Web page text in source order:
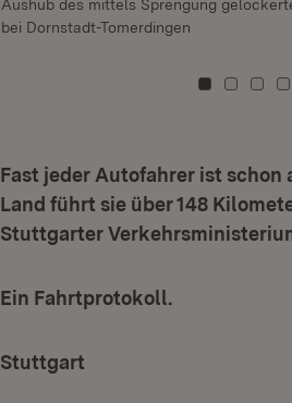
Aushub des mittels Sprengung
bei Dornstadt-Tomerdingen
ZuZuZu
Fast jeder Autofahrer ist schon
Land führt sie über 148
Stuttgarter
Ein Fahrtprotokoll.
Stuttgart